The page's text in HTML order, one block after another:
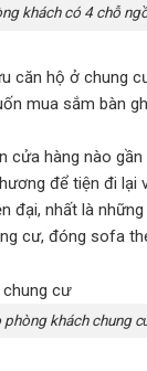
khách có 4 chỗ
căn hộ ở chung
mua sắm bàn
cửa hàng nào gần
để tiện đi lại
đại, nhất là
cư, đóng sofa
phòng khách chung